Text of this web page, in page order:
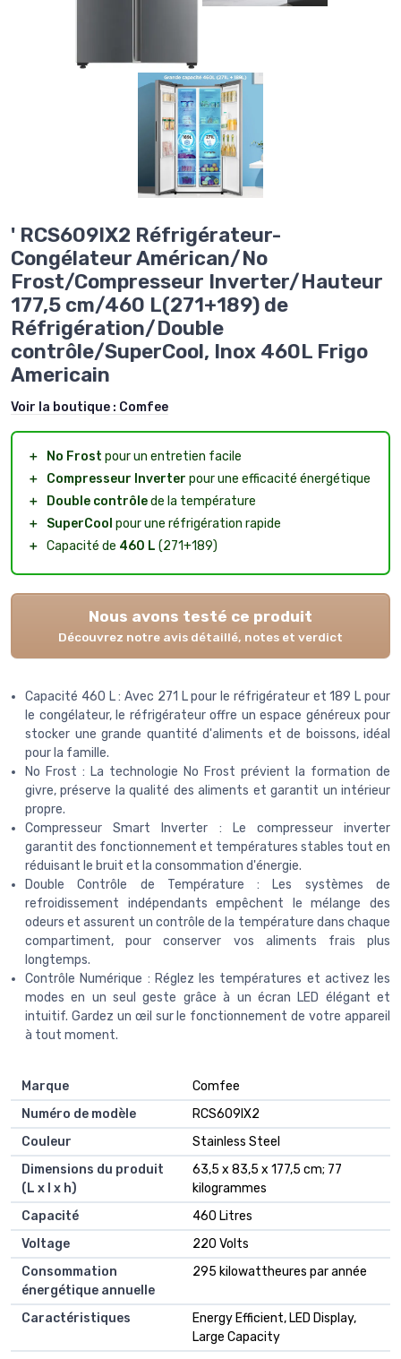
' RCS609IX2 Réfrigérateur-
Congélateur Américan/No
Frost/Compresseur Inverter/Hauteur
177,5 cm/460 L(271+189) de
Réfrigération/Double
contrôle/SuperCool, Inox 460L Frigo
Americain
Voir la boutique : Comfee
＋ No Frost pour un entretien facile
＋
Compresseur Inverter pour une efficacité énergétique
＋
Double contrôlede la température
＋
SuperCool pour une réfrigération rapide
＋ Capacité de 460 L (271+189)
Nous avons testé ce produit
Découvrez notre avis détaillé, notes et verdict
Capacité 460 L : Avec 271 L pour le réfrigérateur et 189 L pour
le congélateur, le réfrigérateur offre un espace généreux pour
stocker une grande quantité d'aliments et de boissons, idéal
pour la famille.
No Frost : La technologie No Frost prévient la formation de
givre, préserve la qualité des aliments et garantit un intérieur
propre.
Compresseur Smart Inverter : Le compresseur inverter
garantit des fonctionnement et températures stables tout en
réduisant le bruit et la consommation d'énergie.
Double Contrôle de Température : Les systèmes de
refroidissement indépendants empêchent le mélange des
odeurs et assurent un contrôle de la température dans chaque
compartiment, pour conserver vos aliments frais plus
longtemps.
Contrôle Numérique : Réglez les températures et activez les
modes en un seul geste grâce à un écran LED élégant et
intuitif. Gardez un œil sur le fonctionnement de votre appareil
à tout moment.
Marque
‎Comfee
Numéro de modèle
‎RCS609IX2
Couleur
‎Stainless Steel
Dimensions du produit
(L x l x h)
‎63,5 x 83,5 x 177,5 cm; 77
kilogrammes
Capacité
‎460 Litres
Voltage
‎220 Volts
Consommation
énergétique annuelle
‎295 kilowattheures par année
Caractéristiques
‎Energy Efficient, LED Display,
Large Capacity